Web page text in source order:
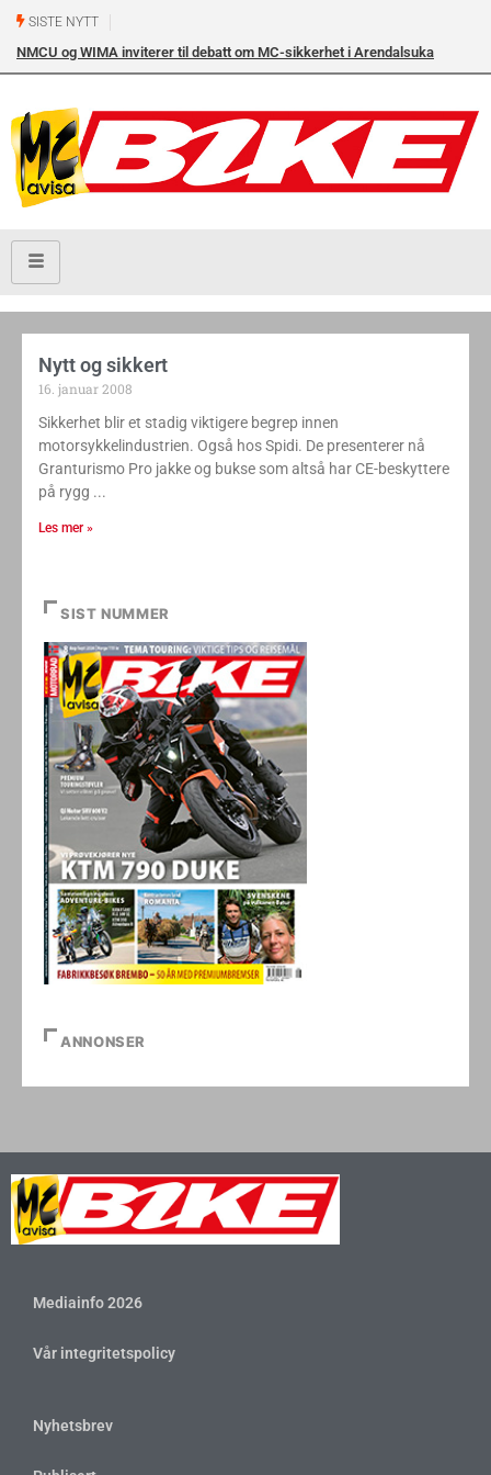
SISTE NYTT
NMCU og WIMA inviterer til debatt om MC-sikkerhet i Arendalsuka
Nytt og sikkert
16. januar 2008
Sikkerhet blir et stadig viktigere begrep innen
motorsykkelindustrien. Også hos Spidi. De presenterer nå
Granturismo Pro jakke og bukse som altså har CE-beskyttere
på rygg
Les mer »
SIST NUMMER
ANNONSER
Mediainfo 2026
Vår integritetspolicy
Nyhetsbrev